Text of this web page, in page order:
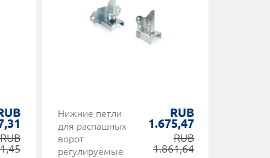
RUB
Нижние петли
для распашных
ворот
регулируемые
RUB
1.675,47
RUB
1.861,64